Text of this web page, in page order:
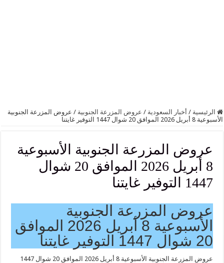
الرئيسية / أخبار السعودية / عروض المزرعة الجنوبية / عروض المزرعة الجنوبية
الأسبوعية 8 أبريل 2026 الموافق 20 شوال 1447 التوفير غايتنا
عروض المزرعة الجنوبية الأسبوعية
8 أبريل 2026 الموافق 20 شوال
1447 التوفير غايتنا
عروض المزرعة الجنوبية
الأسبوعية 8 أبريل 2026 الموافق
20 شوال 1447 التوفير غايتنا
عروض المزرعة الجنوبية الأسبوعية 8 أبريل 2026 الموافق 20 شوال 1447